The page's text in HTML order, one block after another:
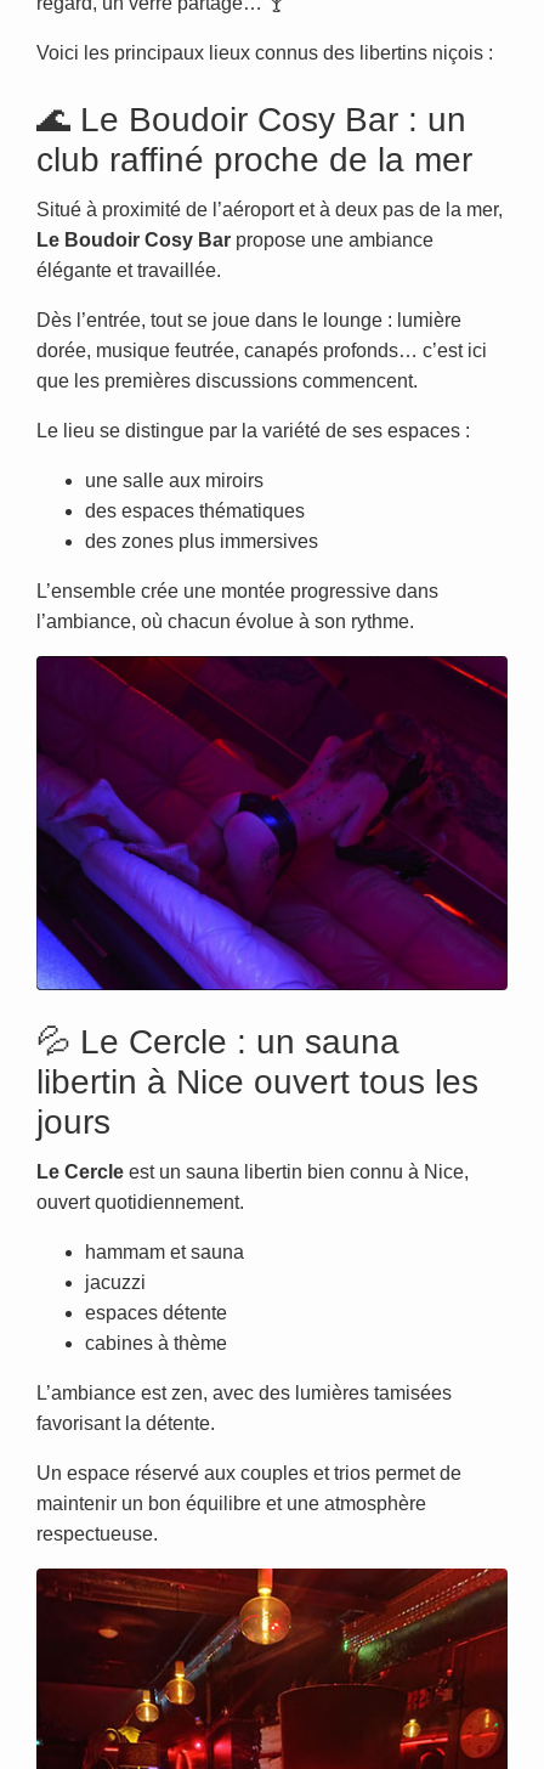
Voici les principaux lieux connus des libertins niçois :
🌊 Le Boudoir Cosy Bar : un
club raffiné proche de la mer
Situé à proximité de l’aéroport et à deux pas de la mer,
Le Boudoir Cosy Bar propose une ambiance
élégante et travaillée.
Dès l’entrée, tout se joue dans le lounge : lumière
dorée, musique feutrée, canapés profonds… c’est ici
que les premières discussions commencent.
Le lieu se distingue par la variété de ses espaces :
une salle aux miroirs
des espaces thématiques
des zones plus immersives
L’ensemble crée une montée progressive dans
l’ambiance, où chacun évolue à son rythme.
💦 Le Cercle : un sauna
libertin à Nice ouvert tous les
jours
Le Cercle est un sauna libertin bien connu à Nice,
ouvert quotidiennement.
hammam et sauna
jacuzzi
espaces détente
cabines à thème
L’ambiance est zen, avec des lumières tamisées
favorisant la détente.
Un espace réservé aux couples et trios permet de
maintenir un bon équilibre et une atmosphère
respectueuse.